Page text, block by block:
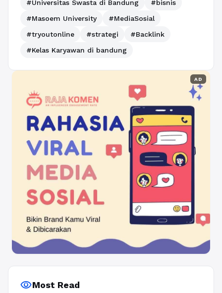
#Universitas Swasta di Bandung
#bisnis
#Masoem University
#MediaSosial
#tryoutonline
#strategi
#Backlink
#Kelas Karyawan di bandung
AD
visibilityMost Read